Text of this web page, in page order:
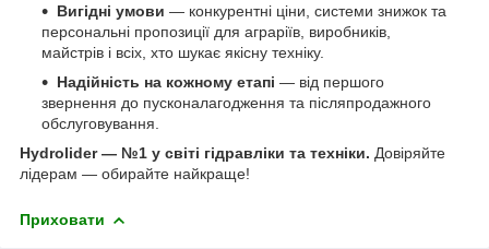
Вигідні умови — конкурентні ціни, системи знижок та
персональні пропозиції для аграріїв, виробників,
майстрів і всіх, хто шукає якісну техніку.
Надійність на кожному етапі — від першого
звернення до пусконалагодження та післяпродажного
обслуговування.
Hydrolider — №1 у світі гідравліки та техніки. Довіряйте
лідерам — обирайте найкраще!
Приховати